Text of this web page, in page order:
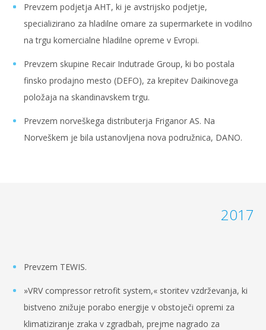
Prevzem podjetja AHT, ki je avstrijsko podjetje,
specializirano za hladilne omare za supermarkete in vodilno
na trgu komercialne hladilne opreme v Evropi.
Prevzem skupine Recair Indutrade Group, ki bo postala
finsko prodajno mesto (DEFO), za krepitev Daikinovega
položaja na skandinavskem trgu.
Prevzem norveškega distributerja Friganor AS. Na
Norveškem je bila ustanovljena nova podružnica, DANO.
2017
Prevzem TEWIS.
»VRV compressor retrofit system,« storitev vzdrževanja, ki
bistveno znižuje porabo energije v obstoječi opremi za
klimatiziranje zraka v zgradbah, prejme nagrado za